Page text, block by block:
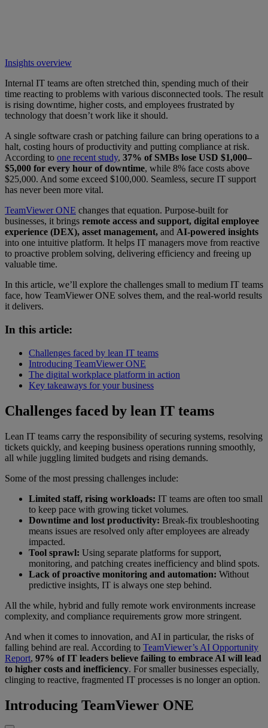
Insights overview
Internal IT teams are often stretched thin, spending much of their
time reacting to problems with various disconnected tools. The result
is rising downtime, higher costs, and employees frustrated by
technology that doesn’t work like it should.
A single software crash or patching failure can bring operations to a
halt, costing hours of productivity and putting compliance at risk.
According to one recent study, 37% of SMBs lose USD $1,000–
$5,000 for every hour of downtime, while 8% face costs above
$25,000. And some exceed $100,000. Seamless, secure IT support
has never been more vital.
TeamViewer ONE changes that equation. Purpose-built for
businesses, it brings remote access and support, digital employee
experience (DEX), asset management, and AI-powered insights
into one intuitive platform. It helps IT managers move from reactive
to proactive problem solving, delivering efficiency and freeing up
valuable time.
In this article, we’ll explore the challenges small to medium IT teams
face, how TeamViewer ONE solves them, and the real-world results
it delivers.
In this article:
Challenges faced by lean IT teams
Introducing TeamViewer ONE
The digital workplace platform in action
Key takeaways for your business
Challenges faced by lean IT teams
Lean IT teams carry the responsibility of securing systems, resolving
tickets quickly, and keeping business operations running smoothly,
all while juggling limited budgets and rising demands.
Some of the most pressing challenges include:
Limited staff, rising workloads: IT teams are often too small
to keep pace with growing ticket volumes.
Downtime and lost productivity: Break-fix troubleshooting
means issues are resolved only after employees are already
impacted.
Tool sprawl: Using separate platforms for support,
monitoring, and patching creates inefficiency and blind spots.
Lack of proactive monitoring and automation: Without
predictive insights, IT is always one step behind.
All the while, hybrid and fully remote work environments increase
complexity, and compliance requirements grow more stringent.
And when it comes to innovation, and AI in particular, the risks of
falling behind are real. According to TeamViewer’s AI Opportunity
Report, 97% of IT leaders believe failing to embrace AI will lead
to higher costs and inefficiency. For smaller businesses especially,
clinging to reactive, fragmented IT processes is no longer an option.
Introducing TeamViewer ONE